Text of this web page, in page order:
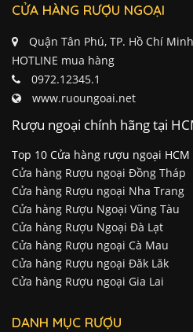
CỬA HÀNG RƯỢU NGOẠI
Quận Tân Phú, TP. Hồ Chí Minh
HOTLINE mua hàng
0972.12345.1
www.ruoungoai.net
Rượu ngoại chính hãng tại
Top 10 Cửa hàng rượu ngoại HCM
Cửa hàng Rượu ngoại Đồng Tháp
Cửa hàng Rượu ngoại Nha Trang
Cửa hàng Rượu Ngoại Vũng Tàu
Cửa hàng Rượu Ngoại Đà Lạt
Cửa hàng Rượu ngoại Cà Mau
Cửa hàng Rượu ngoại Đăk Lăk
Cửa hàng Rượu ngoại Gia Lai
DANH MỤC RƯỢU